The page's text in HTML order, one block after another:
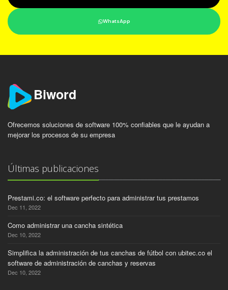
WhatsApp
Biword
Ofrecemos soluciones de software 100% confiables que le ayudan a
mejorar los procesos de su empresa
Últimas publicaciones
Prestami.co: el software perfecto para administrar tus prestamos
Dec 11, 2022
Como administrar una cancha sintética
Dec 10, 2022
Simplifica la administración de tus canchas de fútbol con ubitec.co el
software de administración de canchas y reservas
Dec 10, 2022